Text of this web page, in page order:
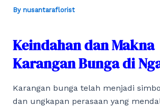
By nusantaraflorist
Keindahan dan Makna
Karangan Bunga di
Karangan bunga telah menjadi
dan ungkapan perasaan yang